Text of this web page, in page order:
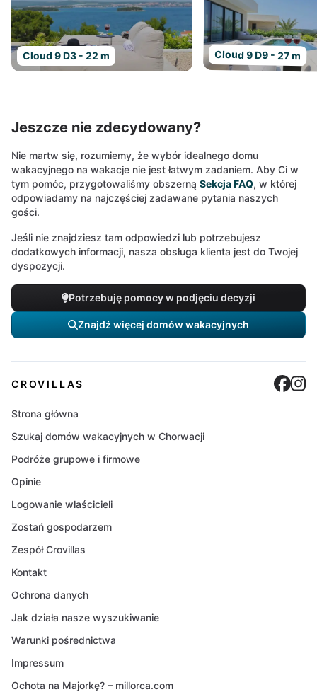
Cloud 9 D3 - 22 m Cloud 9 D9 - 27 m
Jeszcze nie zdecydowany?
Nie martw się, rozumiemy, że wybór idealnego domu
wakacyjnego na wakacje nie jest łatwym zadaniem. Aby Ci w
tym pomóc, przygotowaliśmy obszerną Sekcja FAQ, w której
odpowiadamy na najczęściej zadawane pytania naszych
gości.
Jeśli nie znajdziesz tam odpowiedzi lub potrzebujesz
dodatkowych informacji, nasza obsługa klienta jest do Twojej
dyspozycji.
Potrzebuję pomocy w podjęciu decyzji
Znajdź więcej domów wakacyjnych
CROVILLAS
Strona główna
Szukaj domów wakacyjnych w Chorwacji
Podróże grupowe i firmowe
Opinie
Logowanie właścicieli
Zostań gospodarzem
Zespół Crovillas
Kontakt
Ochrona danych
Jak działa nasze wyszukiwanie
Warunki pośrednictwa
Impressum
Ochota na Majorkę? – millorca.com